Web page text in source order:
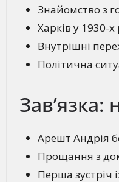
Знайомство з
Харків у 1930-
Внутрішні
Політична
Арешт Андрія
Прощання з
Перша зустріч